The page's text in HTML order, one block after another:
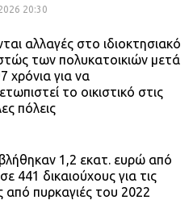
20:30
αλλαγές στο ιδιοκτησιακό
των πολυκατοικιών μετά
χρόνια για να
το οικιστικό στις
πόλεις
1,2 εκατ. ευρώ από
441 δικαιούχους για τις
από πυρκαγιές του 2022